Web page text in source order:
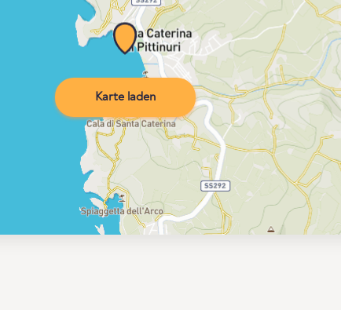
Karte laden